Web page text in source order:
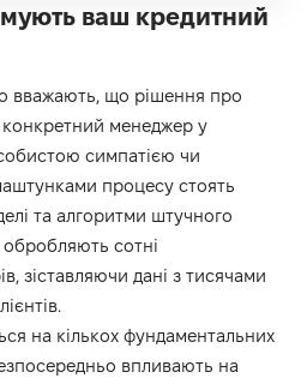
ваш кредитний
вважають, що рішення про
менеджер у
симпатією чи
процесу стоять
та алгоритми штучного
обробляють сотні
зіставляючи дані з тисячами
на кількох фундаментальних
впливають на